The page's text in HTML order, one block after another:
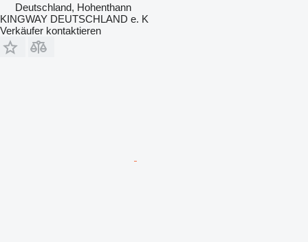
Deutschland, Hohenthann
KINGWAY DEUTSCHLAND e. K
Verkäufer kontaktieren